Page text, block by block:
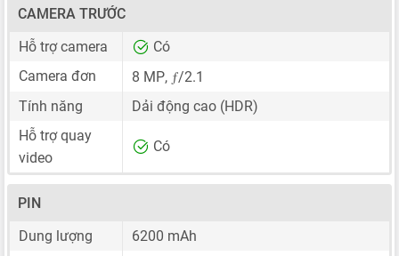
CAMERA TRƯỚC
Hỗ trợ camera
Có
Camera đơn
8 MP, ƒ/2.1
Tính năng
Dải động cao (HDR)
Hỗ trợ quay
video
Có
PIN
Dung lượng
6200 mAh